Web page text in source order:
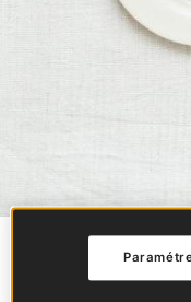
CUISINE DU